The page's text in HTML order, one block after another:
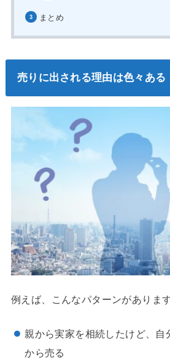
まとめ
売りに出される理由は色々ある
例えば、こんなパターンがあります
親から実家を相続したけど、自
から売る